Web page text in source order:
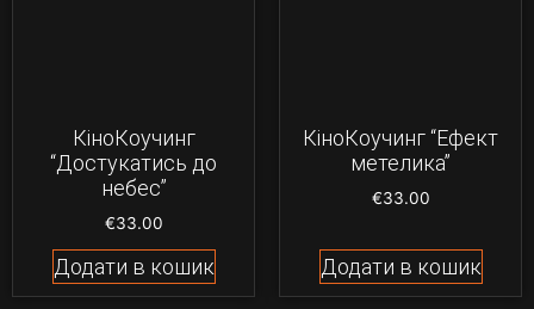
КіноКоучинг
“Достукатись до
небес”
€33.00
Додати в кошик
КіноКоучинг “Ефект
метелика”
€33.00
Додати в кошик